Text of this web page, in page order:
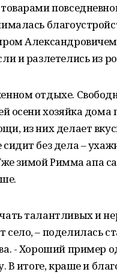
и разлетелись из
отдыхе.
осени хозяйка дома
из них делает
без дела –
зимой Римма апа
талантливых и
– поделилась
- Хороший пример
В итоге, краше и